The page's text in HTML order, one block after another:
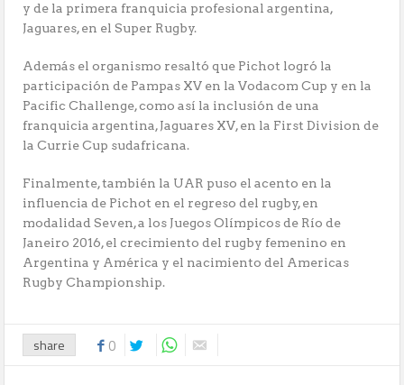
y de la primera franquicia profesional argentina,
Jaguares, en el Super Rugby.
Además el organismo resaltó que Pichot logró la
participación de Pampas XV en la Vodacom Cup y en la
Pacific Challenge, como así la inclusión de una
franquicia argentina, Jaguares XV, en la First Division de
la Currie Cup sudafricana.
Finalmente, también la UAR puso el acento en la
influencia de Pichot en el regreso del rugby, en
modalidad Seven, a los Juegos Olímpicos de Río de
Janeiro 2016, el crecimiento del rugby femenino en
Argentina y América y el nacimiento del Americas
Rugby Championship.
share 0